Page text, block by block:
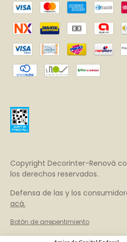
Copyright Decorinter-Renová
los derechos reservados.
Defensa de las y los
acá.
Botón de arrepentimiento